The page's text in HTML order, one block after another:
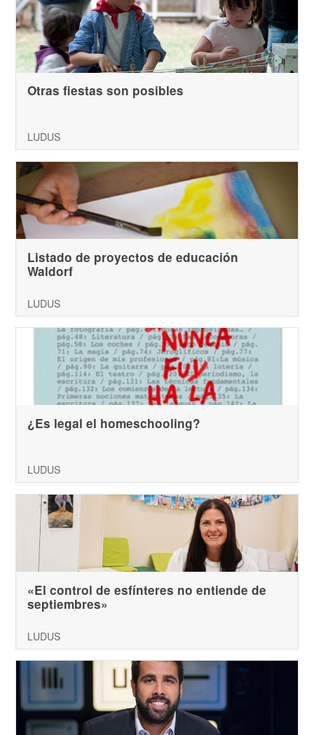
Otras fiestas son posibles
LUDUS
Listado de proyectos de educación
Waldorf
LUDUS
¿Es legal el homeschooling?
LUDUS
«El control de esfínteres no entiende de
septiembres»
LUDUS